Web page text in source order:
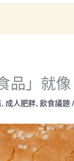
品」就像
, 成人肥胖,飲食議題